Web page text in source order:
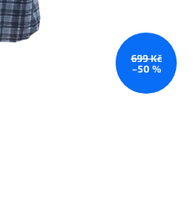
699 Kč
–50 %